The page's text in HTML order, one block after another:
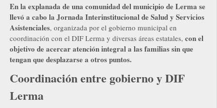
En la explanada de una comunidad del municipio de Lerma se
llevó a cabo la Jornada Interinstitucional de Salud y Servicios
Asistenciales, organizada por el gobierno municipal en
coordinación con el DIF Lerma y diversas áreas estatales, con el
objetivo de acercar atención integral a las familias sin que
tengan que desplazarse a otros puntos.
Coordinación entre gobierno y DIF
Lerma